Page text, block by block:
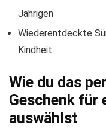
Jährigen
Wiederentdeckte
Kindheit
Wie du das
Geschenk für
auswählst